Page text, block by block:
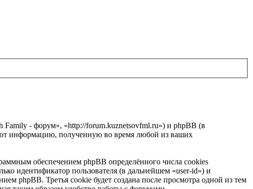
Family - форум», «http://forum.kuznetsovfml.ru») и phpBB (в
информацию, полученную во время любой из ваших
обеспечением phpBB определённого числа cookies
идентификатор пользователя (в дальнейшем «user-id») и
phpBB. Третья cookie будет создана после просмотра одной из тем